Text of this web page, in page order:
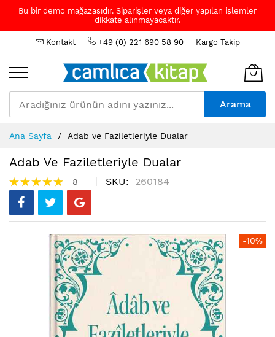
Bu bir demo mağazasıdır. Siparişler veya diğer yapılan işlemler
dikkate alınmayacaktır.
Kontakt +49 (0) 221 690 58 90 Kargo Takip
Arama
to
Content
Ana Sayfa Adab ve Faziletleriyle Dualar
Adab Ve Faziletleriyle Dualar
Puanlama:
100%
8 SKU 260184
galerisinin
-10%